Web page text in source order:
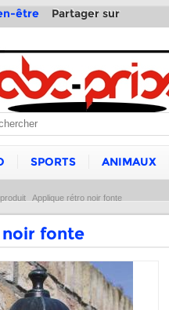
être Partager sur
SPORTS ANIMAUX
Applique rétro noir fonte
fonte